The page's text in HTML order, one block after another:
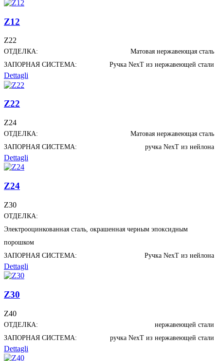
Z12
Z22
ОТДЕЛКА:
Матовая нержавеющая сталь
ЗАПОРНАЯ СИСТЕМА:
Ручка NexT из нержавеющей стали
Dettagli
Z22
Z24
ОТДЕЛКА:
Матовая нержавеющая сталь
ЗАПОРНАЯ СИСТЕМА:
ручка NexT из нейлона
Dettagli
Z24
Z30
ОТДЕЛКА:
Электрооцинкованная сталь, окрашенная черным эпоксидным
порошком
ЗАПОРНАЯ СИСТЕМА:
Ручка NexT из нейлона
Dettagli
Z30
Z40
ОТДЕЛКА:
нержавеющей стали
ЗАПОРНАЯ СИСТЕМА:
ручка NexT из нержавеющей стали
Dettagli